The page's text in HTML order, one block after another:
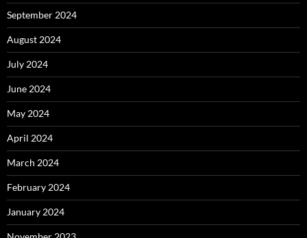
September 2024
August 2024
July 2024
June 2024
May 2024
April 2024
March 2024
February 2024
January 2024